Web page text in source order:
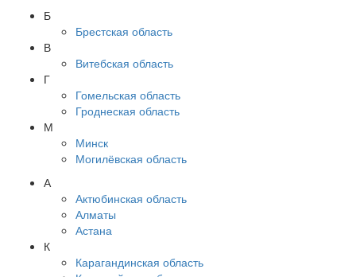
Б
Брестская область
В
Витебская область
Г
Гомельская область
Гроднеская область
М
Минск
Могилёвская область
А
Актюбинская область
Алматы
Астана
К
Карагандинская область